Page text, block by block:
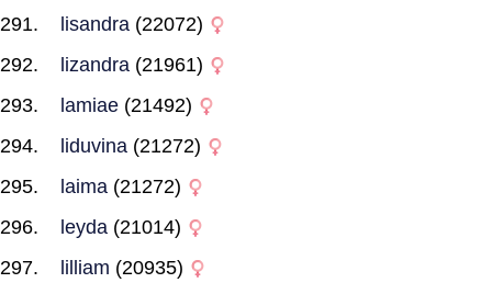
lisandra (22072)
lizandra (21961)
lamiae (21492)
liduvina (21272)
laima (21272)
leyda (21014)
lilliam (20935)